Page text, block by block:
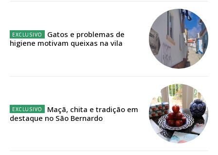
12 meses
Gatos e problemas de
higiene motivam queixas na vila
Maçã, chita e tradição em
destaque no São Bernardo